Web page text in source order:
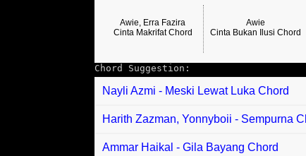
Awie, Erra Fazira
Cinta Makrifat Chord
Awie
Cinta Bukan Ilusi Chord
Chord Suggestion:
Nayli Azmi - Meski Lewat Luka Chord
Harith Zazman, Yonnyboii - Sempurna
Ammar Haikal - Gila Bayang Chord